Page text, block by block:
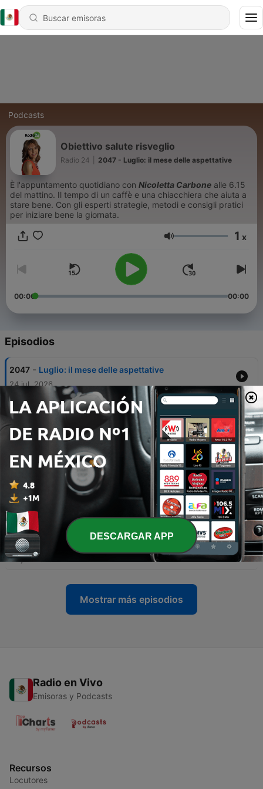
Podcasts
Obiettivo salute risveglio
Radio 24 2047 - Luglio: il mese delle aspettative
È l'appuntamento quotidiano con Nicoletta Carbone alle 6.15
del mattino. Il tempo di un caffè e una chiacchiera che aiuta a
stare bene. Con gli esperti strategie, metodi e consigli pratici
per iniziare bene la giornata.
Volumen 1 x
00:00 00:00
Episodios
2047 - Luglio: il mese delle aspettative
24 jul. 2026
2046
Caldo, aria condizionata e allergie: come
proteggere il naso d’estate
23 jul. 2026
2045
Prostata e risvegli notturni: quando alzarsi per
urinare è un campanello d'allarme
2044 -
Quando la vita cambia i programmi: l'emofilia e
il coraggio di continuare a progettare
21 jul. 2026
2043 - Anziani d'estate: le regole per stare bene
20 jul. 2026
Mostrar más episodios
Radio en Vivo
Emisoras y Podcasts
Recursos
Locutores
DESCARGAR APP